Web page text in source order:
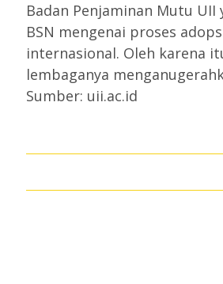
Badan Penjaminan Mutu
BSN mengenai proses
internasional. Oleh karena
lembaganya
Sumber: uii.ac.id